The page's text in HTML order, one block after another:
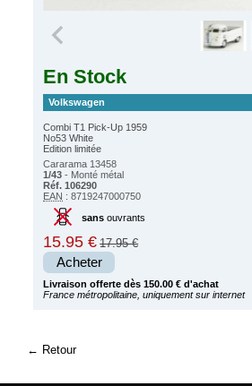
En Stock
Volkswagen
Combi T1 Pick-Up 1959
No53 White
Edition limitée
Cararama 13458
1/43 - Monté métal
Réf. 106290
EAN : 8719247000750
sansouvrants
15.95 € 17.95 €
Acheter
Livraison offerte dès 150.00 € d'achat
France métropolitaine, uniquement sur internet
Retour